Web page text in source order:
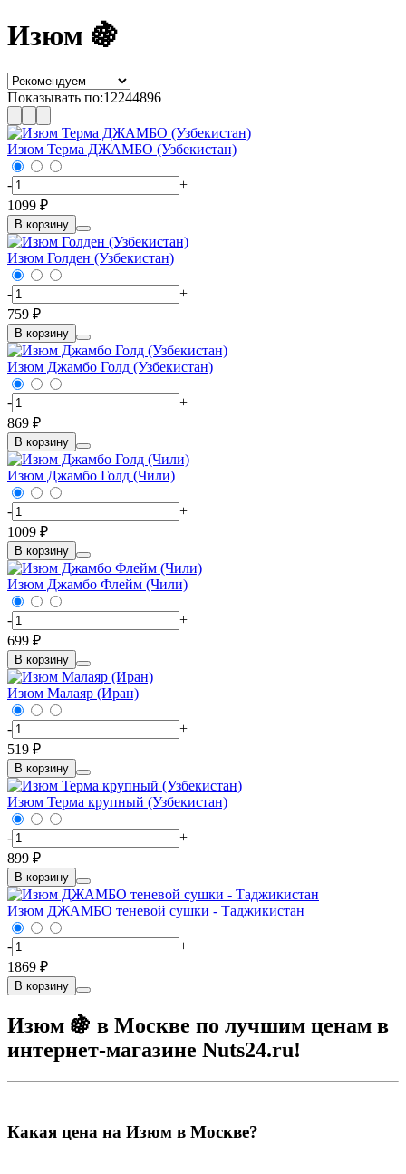
Изюм 🍇
Показывать по:12244896
Изюм Терма ДЖАМБО (Узбекистан)
-
+
1099 ₽
В корзину
Изюм Голден (Узбекистан)
-
+
759 ₽
В корзину
Изюм Джамбо Голд (Узбекистан)
-
+
869 ₽
В корзину
Изюм Джамбо Голд (Чили)
-
+
1009 ₽
В корзину
Изюм Джамбо Флейм (Чили)
-
+
699 ₽
В корзину
Изюм Малаяр (Иран)
-
+
519 ₽
В корзину
Изюм Терма крупный (Узбекистан)
-
+
899 ₽
В корзину
Изюм ДЖАМБО теневой сушки - Таджикистан
-
+
1869 ₽
В корзину
Изюм 🍇 в Москве по лучшим ценам в
интернет-магазине Nuts24.ru!
Какая цена на Изюм в Москве?